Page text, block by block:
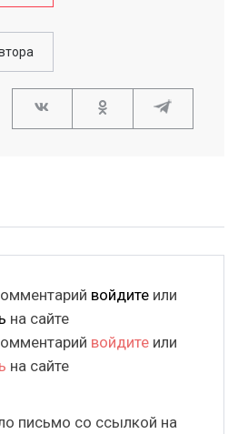
войдите или
на сайте
войдите или
на сайте
письмо со ссылкой на